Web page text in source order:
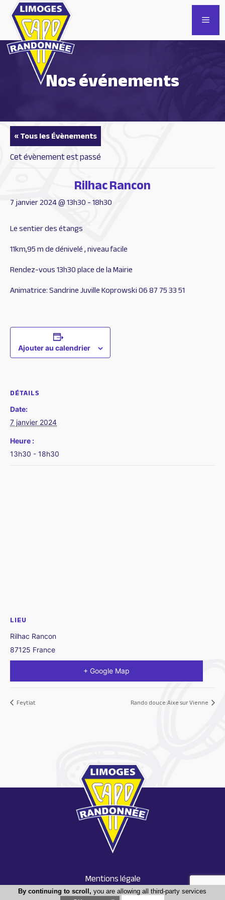
Aller
contenu
Nos événements
« Tous les Évènements
Cet évènement est passé
Rilhac Rancon
7 janvier 2024 @ 13h30-18h30
Le sentier des étangs
11km,95 m de dénivelé , niveau facile
Rendez-vous 13h30 place de la Mairie
Animatrice: Sandrine Juville Koprowski 06 87 75 33 51
Ajouter au calendrier
DÉTAILS
Date:
7 janvier 2024
Heure :
13h30 - 18h30
LIEU
Rilhac Rancon
87125 France
+ Google Map
Feytiat Rando douce:Aixe sur Vienne
Mentions légale
Conception : Tabula rasa
By continuing to scroll, you are allowing all third-party services